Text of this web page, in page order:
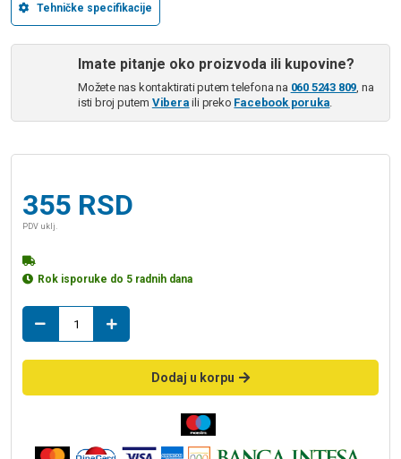
Tehničke specifikacije
Imate pitanje oko proizvoda ili kupovine?
Možete nas kontaktirati putem telefona na 060 5243 809, na
isti broj putem Vibera ili preko Facebook poruka.
355 RSD
PDV uklj.
Rok isporuke do 5 radnih dana
20
sa
količina
Dodaj u korpu